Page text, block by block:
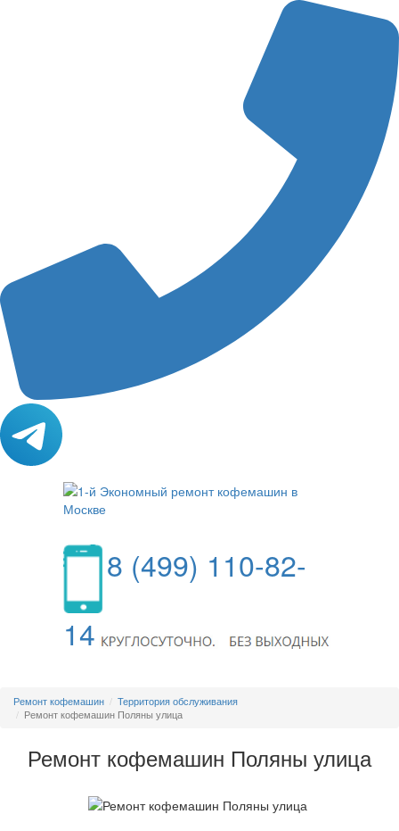
8 (499) 110-82-
14
Ремонт кофемашин
Территория обслуживания
Ремонт кофемашин Поляны улица
Ремонт кофемашин Поляны улица